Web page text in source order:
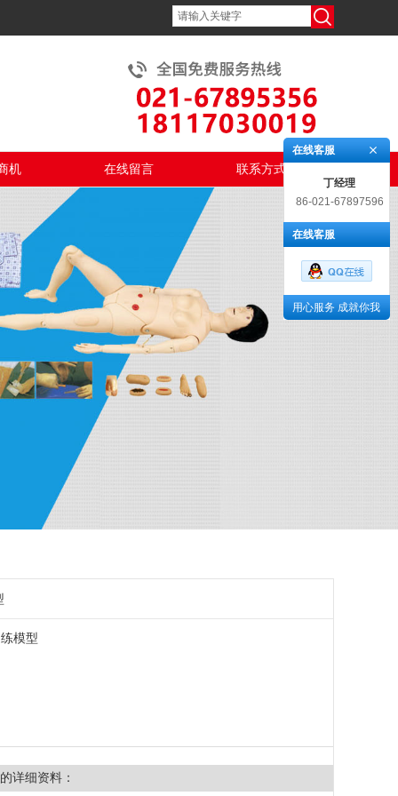
机 在线留言 联系方式
模型
的详细资料：
在线客服
丁经理
86-021-67897596
在线客服
用心服务 成就你我